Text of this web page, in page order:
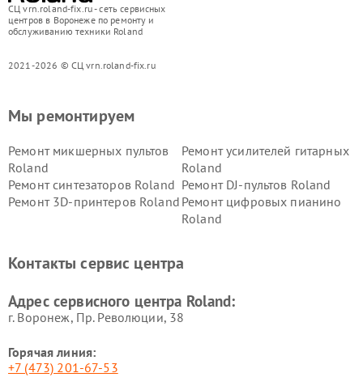
СЦ vrn.roland-fix.ru - сеть сервисных
центров в Воронеже по ремонту и
обслуживанию техники Roland
2021-2026 © СЦ vrn.roland-fix.ru
Мы ремонтируем
Ремонт микшерных пультов
Roland
Ремонт усилителей гитарных
Roland
Ремонт синтезаторов Roland Ремонт DJ-пультов Roland
Ремонт 3D-принтеров Roland Ремонт цифровых пианино
Roland
Контакты сервис центра
Адрес сервисного центра Roland:
г. Воронеж, Пр. Революции, 38
Горячая линия:
+7 (473) 201-67-53